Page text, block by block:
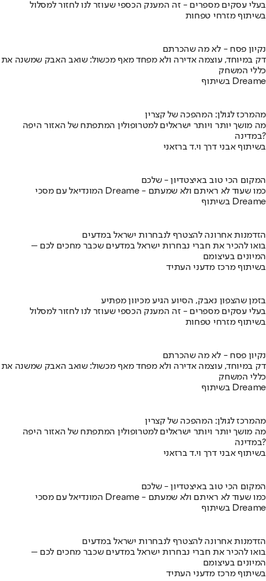
בעלי עסקים מספרים - זה המענק הכספי שעוזר לנו לחזור למסלול
בשיתוף מזרחי טפחות
נקיון פסח - לא מה שהכרתם
דק במיוחד, עוצמה אדירה ולא מפחד מאף מכשול: שואב האבק שמשנה את
כללי המשחק
בשיתוף Dreame
מהמרכז לגולן: המהפכה של קצרין
מה מושך יותר ויותר ישראלים למטרופולין המתפתח של האזור היפה
במדינה?
בשיתוף אבני דרך וי.ד ברזאני
המקום הכי טוב באיצטדיון - שלכם
המונדיאל עם מסכי Dreame - כמו שעוד לא ראיתם ולא שמעתם
בשיתוף Dreame
הזדמנות אחרונה להצטרף לנבחרות ישראל במדעים
בואו להכיר את חברי נבחרות ישראל במדעים שכבר מחכים לכם –
המיונים בעיצומם
בשיתוף מרכז מדעני העתיד
בזמן שהצפון נאבק, הסיוע הגיע מכיוון מפתיע
בעלי עסקים מספרים - זה המענק הכספי שעוזר לנו לחזור למסלול
בשיתוף מזרחי טפחות
נקיון פסח - לא מה שהכרתם
דק במיוחד, עוצמה אדירה ולא מפחד מאף מכשול: שואב האבק שמשנה את
כללי המשחק
בשיתוף Dreame
מהמרכז לגולן: המהפכה של קצרין
מה מושך יותר ויותר ישראלים למטרופולין המתפתח של האזור היפה
במדינה?
בשיתוף אבני דרך וי.ד ברזאני
המקום הכי טוב באיצטדיון - שלכם
המונדיאל עם מסכי Dreame - כמו שעוד לא ראיתם ולא שמעתם
בשיתוף Dreame
הזדמנות אחרונה להצטרף לנבחרות ישראל במדעים
בואו להכיר את חברי נבחרות ישראל במדעים שכבר מחכים לכם –
המיונים בעיצומם
בשיתוף מרכז מדעני העתיד